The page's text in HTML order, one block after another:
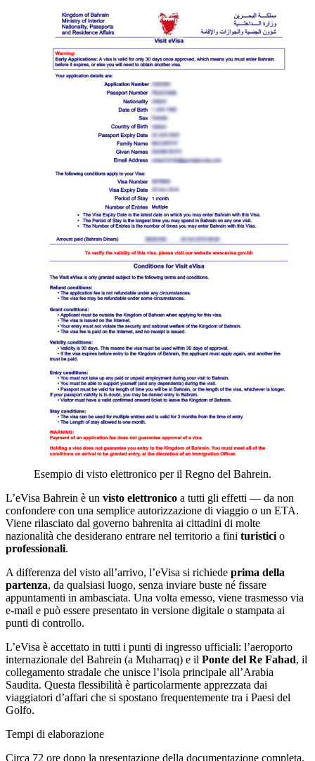
Esempio di visto elettronico per il Regno del Bahrein.
L’eVisa Bahrein è un visto elettronico a tutti gli effetti — da non
confondere con una semplice autorizzazione di viaggio o un ETA.
Viene rilasciato dal governo bahrenita ai cittadini di molte
nazionalità che desiderano entrare nel territorio a fini turistici o
professionali.
A differenza del visto all’arrivo, l’eVisa si richiede prima della
partenza, da qualsiasi luogo, senza inviare buste né fissare
appuntamenti in ambasciata. Una volta emesso, viene trasmesso via
e-mail e può essere presentato in versione digitale o stampata ai
punti di controllo.
L’eVisa è accettato in tutti i punti di ingresso ufficiali: l’aeroporto
internazionale del Bahrein (a Muharraq) e il Ponte del Re Fahad, il
collegamento stradale che unisce l’isola principale all’Arabia
Saudita. Questa flessibilità è particolarmente apprezzata dai
viaggiatori d’affari che si spostano frequentemente tra i Paesi del
Golfo.
Tempi di elaborazione
Circa 72 ore dopo la presentazione della documentazione completa.